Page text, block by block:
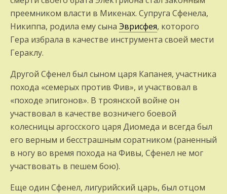
преемником власти в Микенах. Супруга Сфенела,
Никиппа, родила ему сына Эврисфея, которого
Гера избрала в качестве инструмента своей мести
Гераклу.
Другой Сфенел был сыном царя Капанея, участника
похода «семерых против Фив», и участвовал в
«походе эпигонов». В троянской войне он
участвовал в качестве возничего боевой
колесницы аргосского царя Диомеда и всегда был
его верным и бесстрашным соратником (раненный
в ногу во время похода на Фивы, Сфенел не мог
участвовать в пешем бою).
Еще один Сфенел, лигурийский царь, был отцом